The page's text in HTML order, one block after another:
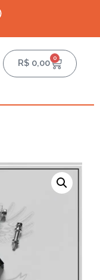
R$ 0,00 0